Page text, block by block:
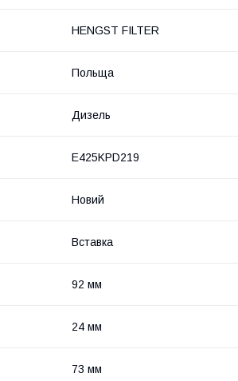
HENGST FILTER
Польща
Дизель
E425KPD219
Новий
Вставка
92 мм
24 мм
73 мм